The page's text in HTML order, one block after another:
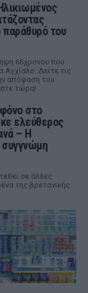
του
66χρονου που
Αγχίαλο. Δείτε τις
απόφαση του
τώρα!
στο
ελεύθερος
– Η
συγγνώμη
σε άλλες
της βρετανικής